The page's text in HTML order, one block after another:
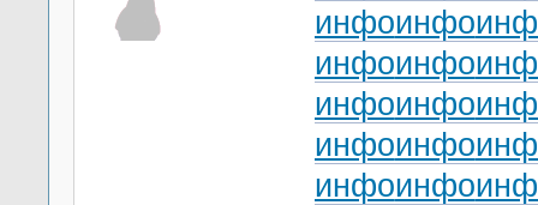
инфоинфо
инфоинфо
инфоинфо
инфоинфо
инфоинфо